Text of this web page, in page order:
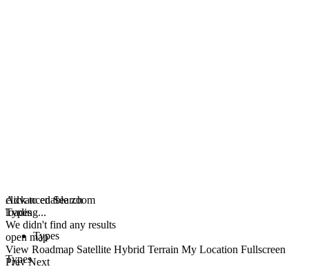
click to enable zoom
loading...
We didn't find any results
open map
View Roadmap Satellite Hybrid Terrain My Location Fullscreen
Prev Next
Advanced Search
Types
Types
Types